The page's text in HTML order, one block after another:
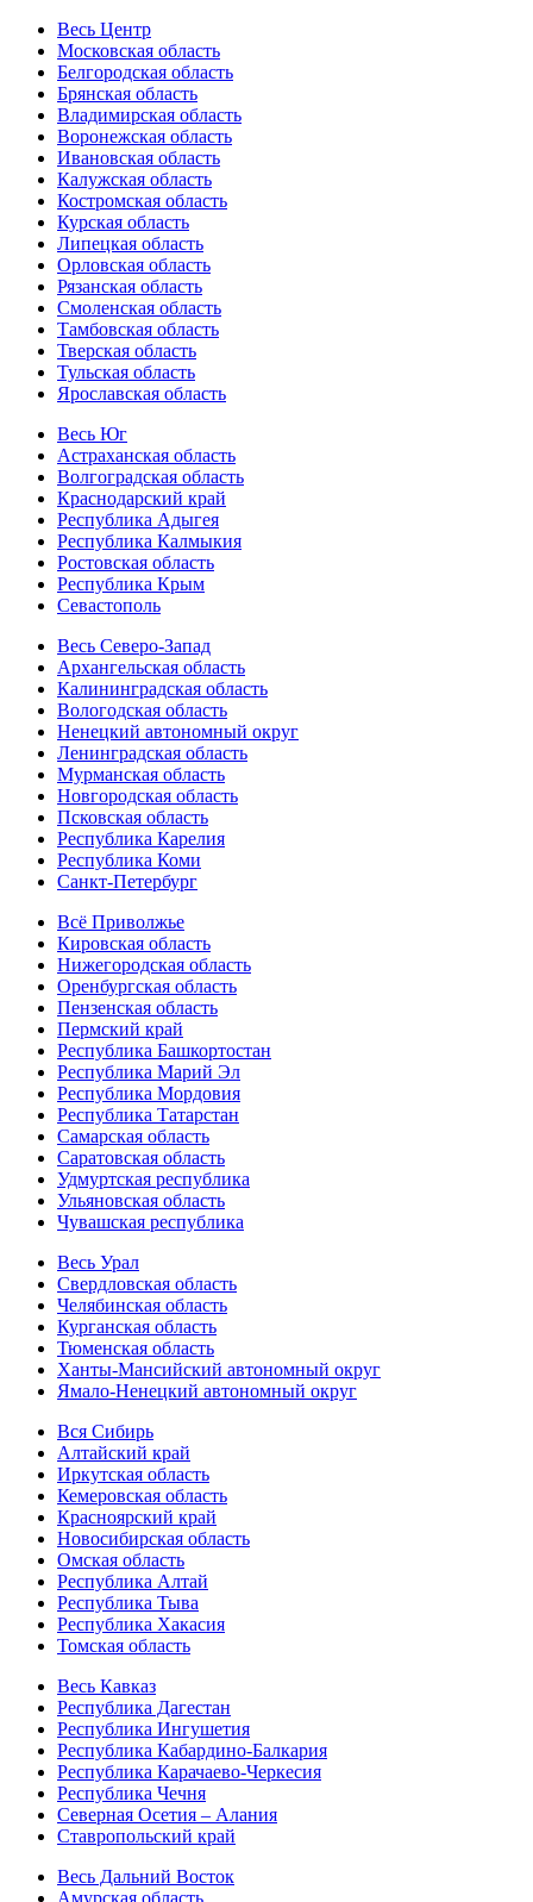
Весь Центр
Московская область
Белгородская область
Брянская область
Владимирская область
Воронежская область
Ивановская область
Калужская область
Костромская область
Курская область
Липецкая область
Орловская область
Рязанская область
Смоленская область
Тамбовская область
Тверская область
Тульская область
Ярославская область
Весь Юг
Астраханская область
Волгоградская область
Краснодарский край
Республика Адыгея
Республика Калмыкия
Ростовская область
Республика Крым
Севастополь
Весь Северо-Запад
Архангельская область
Калининградская область
Вологодская область
Ненецкий автономный округ
Ленинградская область
Мурманская область
Новгородская область
Псковская область
Республика Карелия
Республика Коми
Санкт-Петербург
Всё Приволжье
Кировская область
Нижегородская область
Оренбургская область
Пензенская область
Пермский край
Республика Башкортостан
Республика Марий Эл
Республика Мордовия
Республика Татарстан
Самарская область
Саратовская область
Удмуртская республика
Ульяновская область
Чувашская республика
Весь Урал
Свердловская область
Челябинская область
Курганская область
Тюменская область
Ханты-Мансийский автономный округ
Ямало-Ненецкий автономный округ
Вся Сибирь
Алтайский край
Иркутская область
Кемеровская область
Красноярский край
Новосибирская область
Омская область
Республика Алтай
Республика Тыва
Республика Хакасия
Томская область
Весь Кавказ
Республика Дагестан
Республика Ингушетия
Республика Кабардино-Балкария
Республика Карачаево-Черкесия
Республика Чечня
Северная Осетия – Алания
Ставропольский край
Весь Дальний Восток
Амурская область